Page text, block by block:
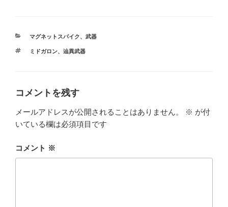
カ
ゴ
マグネットスパイク、 武器
タ
ミドガロン、 辿異武器
コメントを残す
メールアドレスが公開されることはありません。 ※ が付
いている欄は必須項目です
コメント ※